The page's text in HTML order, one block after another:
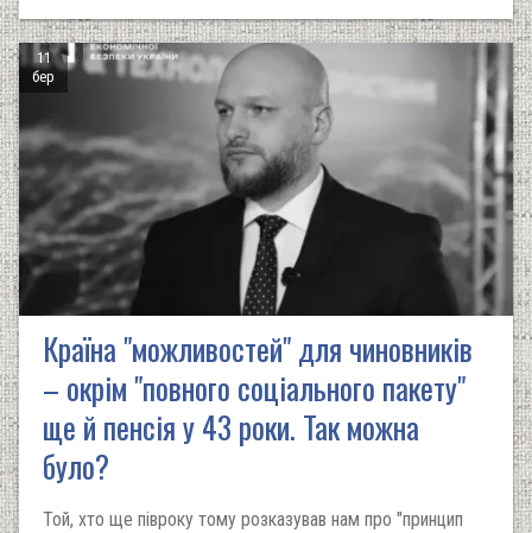
11
бер
Країна "можливостей" для чиновників
– окрім "повного соціального пакету"
ще й пенсія у 43 роки. Так можна
було?
Той, хто ще півроку тому розказував нам про "принцип